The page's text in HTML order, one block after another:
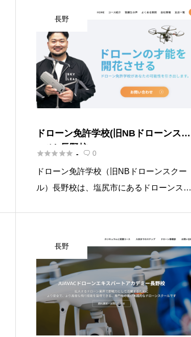
長野
ドローン免許学校(旧NBドローンスク
ール) 長野校
 -  0
ドローン免許学校（旧NBドローンスクー
ル）長野校は、塩尻市にあるドローンスク
ます。 このスクールでは、GPSを使用し
ない飛行訓練に重点を置き、電 […]
長野